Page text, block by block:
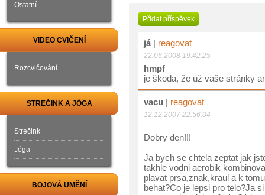
Přidat příspěvek
já | reagovat
22.06.2008 19:42:25
hmpf
je škoda, že už vaše stránky
vacu | reagovat
12.12.2007 22:56:04
Dobry den!!!
Ja bych se chtela zeptat jak
takhle vodni aerobik
plavat prsa,znak,kraul a k
behat?Co je lepsi pro telo?Ja
Ostatní
VIDEO CVIČENÍ
Rozcvičování
STREČINK A JÓGA
Strečink
Jóga
BOJOVÁ UMĚNÍ